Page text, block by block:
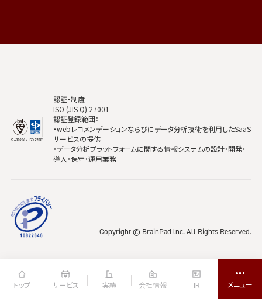
トップ サービス 実績 会社情報 IR
認証・制度
ISO (JIS Q) 27001
認証登録範囲：
・webレコメンデーションならびにデータ分析技術を利用したSaaS
サービスの提供
・データ分析プラットフォームに関する情報システムの設計・開発・
導入・保守・運用業務
Copyright © BrainPad lnc. All Rights Reserved.